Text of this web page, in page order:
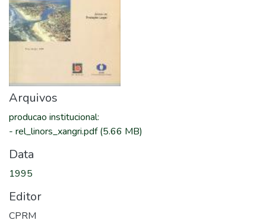
Arquivos
producao institucional:
- rel_linors_xangri.pdf(5.66 MB)
Data
1995
Editor
CPRM